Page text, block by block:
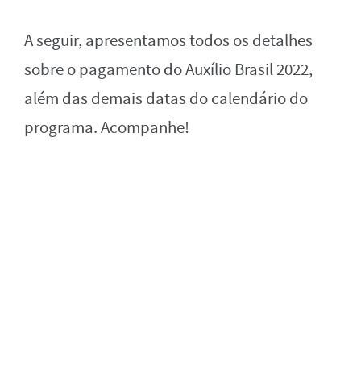
A seguir, apresentamos todos os detalhes
sobre o pagamento do Auxílio Brasil 2022,
além das demais datas do calendário do
programa. Acompanhe!